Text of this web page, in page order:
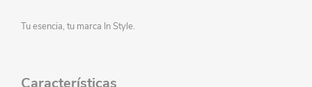
Tu esencia, tu marca In Style.
Características